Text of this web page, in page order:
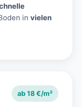
in vielen
ab 18 €/m²